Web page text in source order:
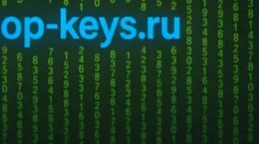
ссылке
page.php?id=7880
следующий код регистрации:
VNHLI